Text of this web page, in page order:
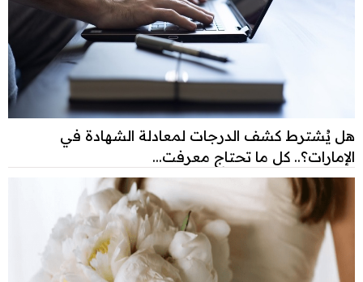
هل يُشترط كشف الدرجات لمعادلة الشهادة في
الإمارات؟.. كل ما تحتاج معرفت...